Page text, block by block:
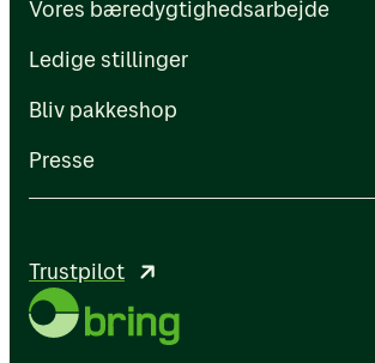
Vores bæredygtighedsarbejde
Ledige stillinger
Bliv pakkeshop
Presse
Trustpilot